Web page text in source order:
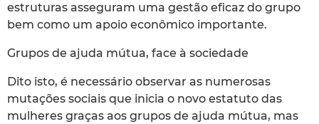
estruturas asseguram uma gestão eficaz do grupo
bem como um apoio econômico importante.
Grupos de ajuda mútua, face à sociedade
Dito isto, é necessário observar as numerosas
mutações sociais que inicia o novo estatuto das
mulheres graças aos grupos de ajuda mútua, mas